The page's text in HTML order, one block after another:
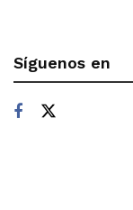
Síguenos en